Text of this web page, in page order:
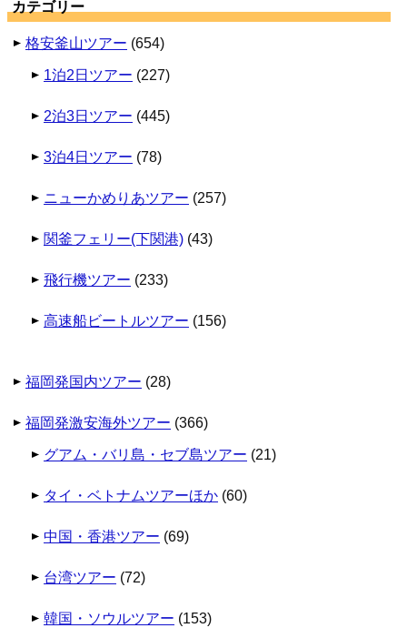
カテゴリー
格安釜山ツアー (654)
1泊2日ツアー (227)
2泊3日ツアー (445)
3泊4日ツアー (78)
ニューかめりあツアー (257)
関釜フェリー(下関港) (43)
飛行機ツアー (233)
高速船ビートルツアー (156)
福岡発国内ツアー (28)
福岡発激安海外ツアー (366)
グアム・バリ島・セブ島ツアー (21)
タイ・ベトナムツアーほか (60)
中国・香港ツアー (69)
台湾ツアー (72)
韓国・ソウルツアー (153)